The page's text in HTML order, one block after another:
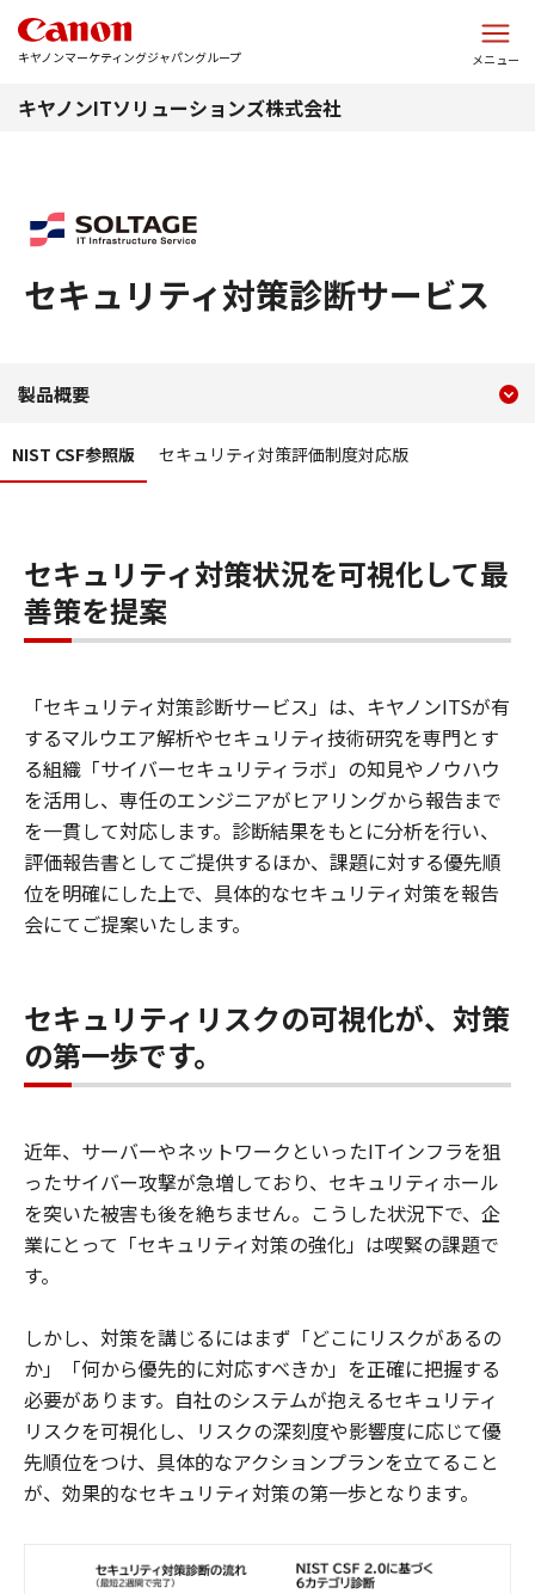
キヤノンマーケティングジャパングループ メニュー
キヤノンITソリューションズ株式会社
セキュリティ対策診断サービス
セキュリティ対策診断サー
製品概要
NIST CSF参照版 セキュリティ対策評価制度対応版
セキュリティ対策状況を可視化して最
善策を提案
「セキュリティ対策診断サービス」は、キヤノンITSが有
するマルウエア解析やセキュリティ技術研究を専門とす
る組織「サイバーセキュリティラボ」の知見やノウハウ
を活用し、専任のエンジニアがヒアリングから報告まで
を一貫して対応します。診断結果をもとに分析を行い、
評価報告書としてご提供するほか、課題に対する優先順
位を明確にした上で、具体的なセキュリティ対策を報告
会にてご提案いたします。
セキュリティリスクの可視化が、対策
の第一歩です。
近年、サーバーやネットワークといったITインフラを狙
ったサイバー攻撃が急増しており、セキュリティホール
を突いた被害も後を絶ちません。こうした状況下で、企
業にとって「セキュリティ対策の強化」は喫緊の課題で
す。
しかし、対策を講じるにはまず「どこにリスクがあるの
か」「何から優先的に対応すべきか」を正確に把握する
必要があります。自社のシステムが抱えるセキュリティ
リスクを可視化し、リスクの深刻度や影響度に応じて優
先順位をつけ、具体的なアクションプランを立てること
が、効果的なセキュリティ対策の第一歩となります。